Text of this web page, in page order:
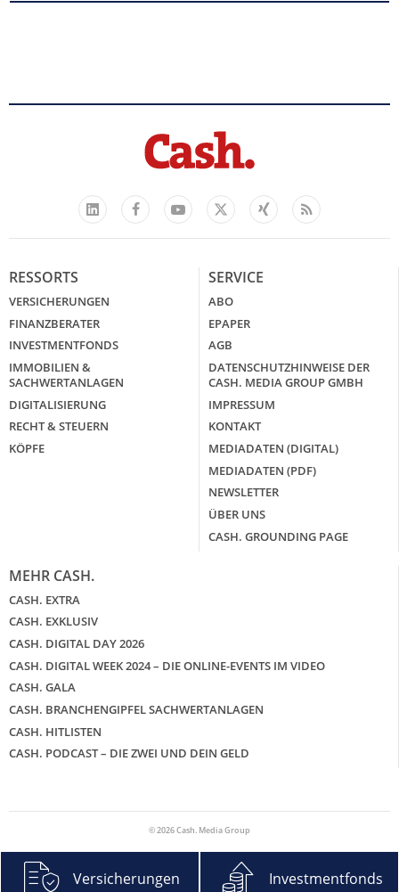
LinkedIn
FacebookYouTube
X
Xing Feed
RESSORTS
VERSICHERUNGEN
FINANZBERATER
INVESTMENTFONDS
IMMOBILIEN &
SACHWERTANLAGEN
DIGITALISIERUNG
RECHT & STEUERN
KÖPFE
SERVICE
ABO
EPAPER
AGB
DATENSCHUTZHINWEISE DER
CASH. MEDIA GROUP GMBH
IMPRESSUM
KONTAKT
MEDIADATEN (DIGITAL)
MEDIADATEN (PDF)
NEWSLETTER
ÜBER UNS
CASH. GROUNDING PAGE
MEHR CASH.
CASH. EXTRA
CASH. EXKLUSIV
CASH. DIGITAL DAY 2026
CASH. DIGITAL WEEK 2024 – DIE ONLINE-EVENTS IM VIDEO
CASH. GALA
CASH. BRANCHENGIPFEL SACHWERTANLAGEN
CASH. HITLISTEN
CASH. PODCAST – DIE ZWEI UND DEIN GELD
© 2026 Cash. Media Group
Versicherungen Investmentfonds